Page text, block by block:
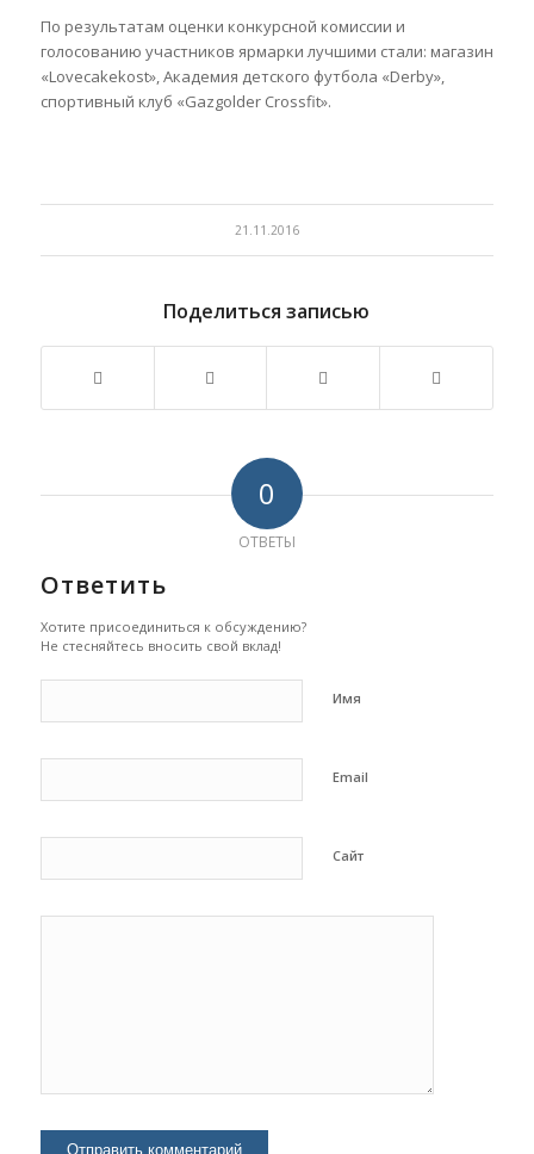
По результатам оценки конкурсной комиссии и
голосованию участников ярмарки лучшими стали: магазин
«Lovecakekost», Академия детского футбола «Derby»,
спортивный клуб «Gazgolder Crossfit».
21.11.2016
Поделиться записью
0
ОТВЕТЫ
Ответить
Хотите присоединиться к обсуждению?
Не стесняйтесь вносить свой вклад!
Имя
Email
Сайт